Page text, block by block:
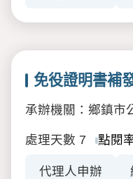
免役證明書補
承辦機關：鄉鎮市
處理天數 7 點閱
代理人申辦